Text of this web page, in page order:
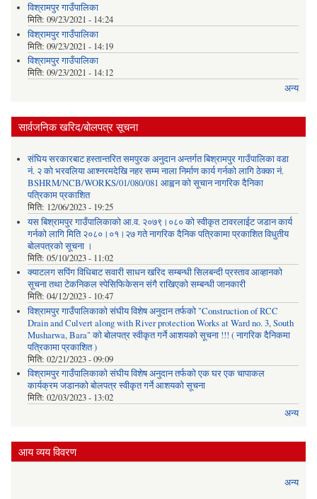
विश्रामपुर गाउँपालिका
मिति: 09/23/2021 - 14:24
विश्रामपुर गाउँपालिका
मिति: 09/23/2021 - 14:19
विश्रामपुर गाउँपालिका
मिति: 09/23/2021 - 14:12
अन्य
सार्वजनिक खरिद/बोलपत्र सूचना
संघिय सरकारबाट हस्तान्तरित समपुरक अनुदान अन्तर्गत बिश्रामपुर गाउँपालिका वडा
नं. २ को भरवलिया आश्नरमदेखि नहर सम्म नाला निर्माण कार्य गर्नको लागि ठेक्का नं.
BSHRM/NCB/WORKS/01/080/081 आह्वन को सूचान नागरिक दैनिका
पत्रिकाम प्रकाशित
मिति: 12/06/2023 - 19:25
यस बिश्रामपुर गाउँपालिकाको आ.व. २०७९।०८० को स्वीकृत टावरलाईट जडान कार्य
गर्नको लागि मिति २०८०।०१।२७ गते नागरिक दैनिक पत्रिकामा प्रकाशित विधुतीय
बोलपत्रको सूचना ।
मिति: 05/10/2023 - 11:02
क्याटलग सपिंग विधिबाट सवारी साधन खरिद सम्बन्धी सिलबन्दी प्रस्ताव आव्हानको
सूचना तथा टेकनिकल स्पेसिफिकेसन संगै राखिएको सम्बन्धी जानकारी
मिति: 04/12/2023 - 10:47
विश्रामपुर गाउँपालिकाको संघीय विशेष अनुदान तर्फको "Construction of RCC
Drain and Culvert along with River protection Works at Ward no. 3, South
Musharwa, Bara" को बोलपत्र स्वीकृत गर्ने आशयको सूचना !!! ( नागरिक दैनिकमा
पत्रिकामा प्रकाशित )
मिति: 02/21/2023 - 09:09
विश्रामपुर गाउँपालिकाको संघीय विशेष अनुदान तर्फको एक घर एक चापाकल
कार्यक्रम जडानको बोलपत्र स्वीकृत गर्ने आशयको सूचना
मिति: 02/03/2023 - 13:02
अन्य
आय व्यय विवरण
अन्य